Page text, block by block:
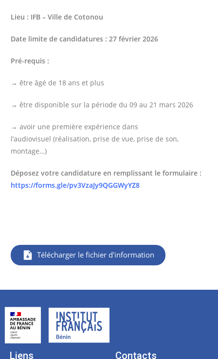
Lieu : IFB – Ville de Cotonou
Date limite de candidatures : 27 février 2026
Pré-requis :
→ être âgé de 18 ans et plus
→ être disponible sur la période du 09 au 21 mars 2026
→ avoir une première expérience dans
l’audiovisuel(réalisation, prise de vue, prise de son,
montage…)
Déposez votre candidature en remplissant le formulaire :
https://forms.gle/pv3VzaJy9QGGWyYZ8
Télécharger le fichier d'information
Liens Contacts